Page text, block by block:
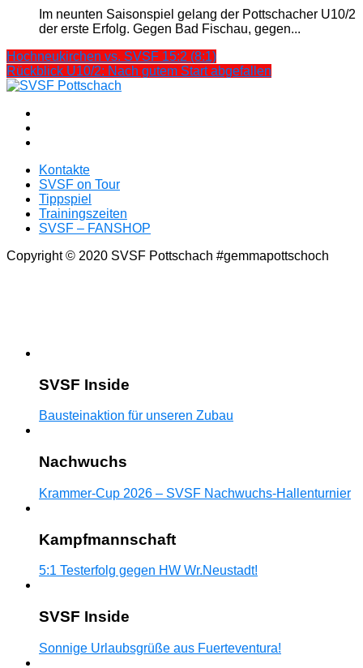
Im neunten Saisonspiel gelang der Pottschacher U10/2
der erste Erfolg. Gegen Bad Fischau, gegen...
Hochneukirchen vs. SVSF 15:2 (8:1)
Rückblick U10/2: Nach gutem Start abgefallen
Kontakte
SVSF on Tour
Tippspiel
Trainingszeiten
SVSF – FANSHOP
Copyright © 2020 SVSF Pottschach #gemmapottschoch
SVSF Inside
Bausteinaktion für unseren Zubau
Nachwuchs
Krammer-Cup 2026 – SVSF Nachwuchs-Hallenturnier
Kampfmannschaft
5:1 Testerfolg gegen HW Wr.Neustadt!
SVSF Inside
Sonnige Urlaubsgrüße aus Fuerteventura!